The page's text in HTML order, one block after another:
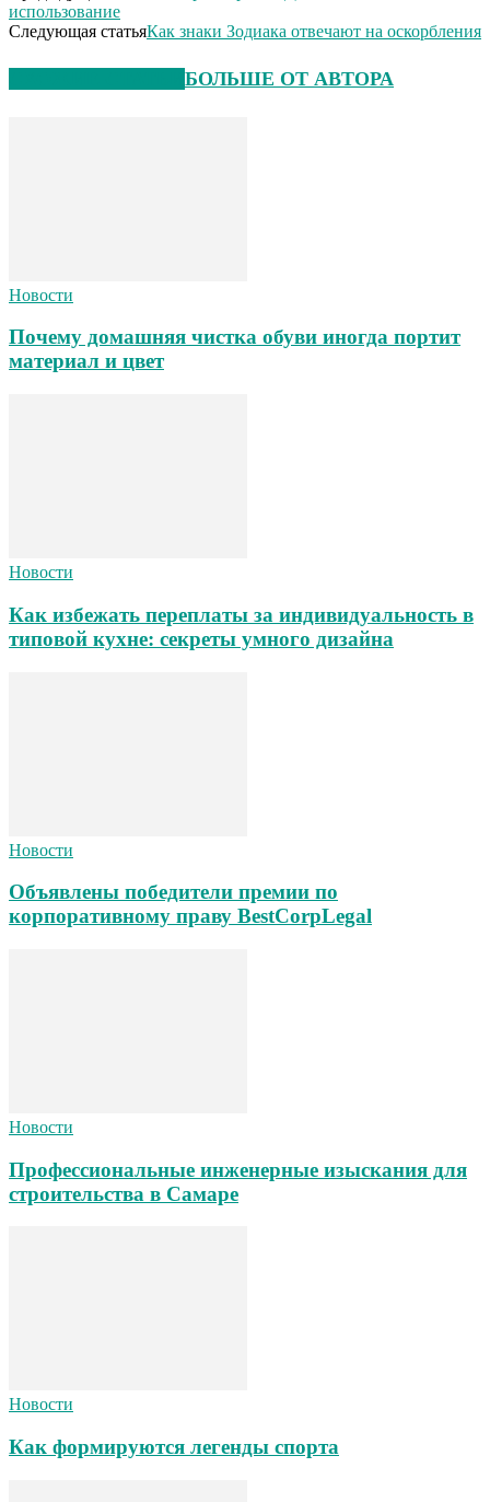
использование
Следующая статьяКак знаки Зодиака отвечают на оскорбления
БОЛЬШЕ ОТ АВТОРА
Новости
Почему домашняя чистка обуви иногда портит
материал и цвет
Новости
Как избежать переплаты за индивидуальность в
типовой кухне: секреты умного дизайна
Новости
Объявлены победители премии по
корпоративному праву BestCorpLegal
Новости
Профессиональные инженерные изыскания для
строительства в Самаре
Новости
Как формируются легенды спорта